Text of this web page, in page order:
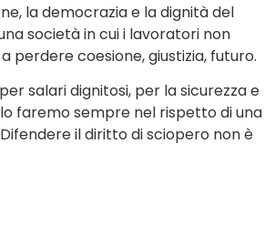
la democrazia e la dignità del
società in cui i lavoratori non
perdere coesione, giustizia, futuro.
salari dignitosi, per la sicurezza e
faremo sempre nel rispetto di una
il diritto di sciopero non è